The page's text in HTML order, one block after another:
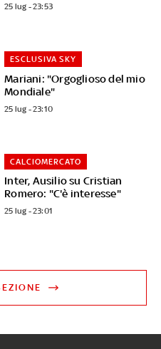
25 lug - 23:53
Mariani: "Orgoglioso del mio
Mondiale"
ESCLUSIVA SKY
25 lug - 23:10
Inter, Ausilio su Cristian
Romero: "C'è interesse"
CALCIOMERCATO
25 lug - 23:01